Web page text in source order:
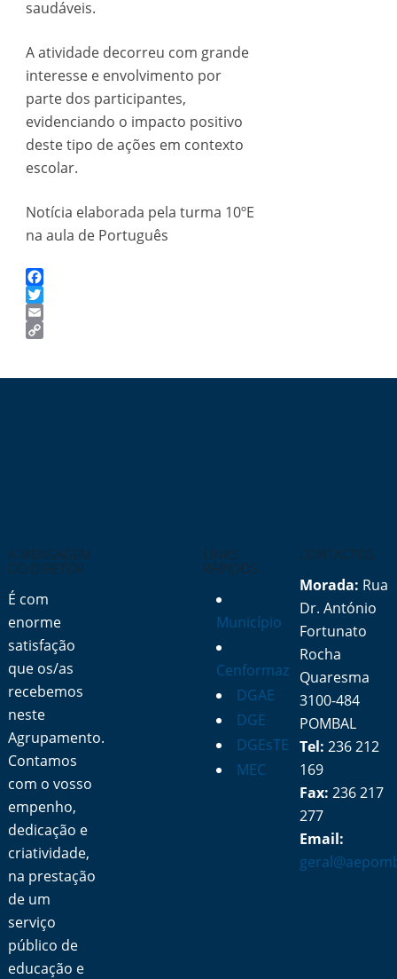
saudáveis.
A atividade decorreu com grande
interesse e envolvimento por
parte dos participantes,
evidenciando o impacto positivo
deste tipo de ações em contexto
escolar.
Notícia elaborada pela turma 10ºE
na aula de Português
Facebook
Twitter
Email
A MENSAGEM
DO DIRETOR
É com
enorme
satisfação
que os/as
recebemos
neste
Agrupamento.
Contamos
com o vosso
empenho,
dedicação e
criatividade,
na prestação
de um
serviço
público de
educação e
LINKS
RÁPIDOS
Município
Cenformaz
DGAE
DGE
DGEsTE
MEC
CONTACTOS
Morada: Rua
Dr. António
Fortunato
Rocha
Quaresma
3100-484
POMBAL
Tel: 236 212
169
Fax: 236 217
277
Email: